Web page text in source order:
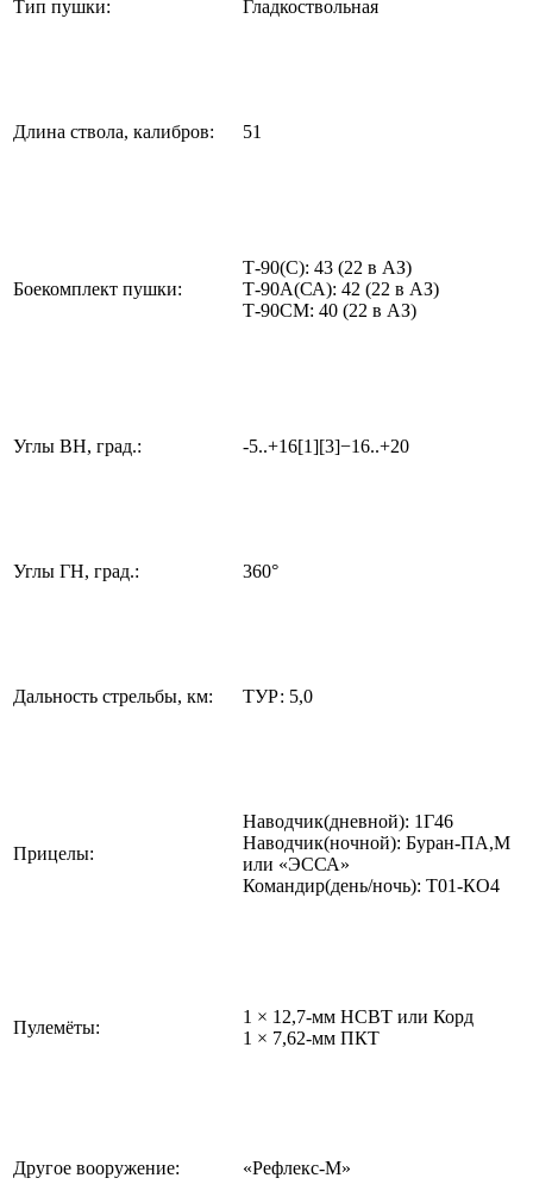
Тип пушки: Гладкоствольная
Длина ствола, калибров: 51
Боекомплект пушки:
Т-90(С): 43 (22 в АЗ)
Т-90А(СА): 42 (22 в АЗ)
Т-90СМ: 40 (22 в АЗ)
Углы ВН, град.: -5..+16[1][3]−16..+20
Углы ГН, град.: 360°
Дальность стрельбы, км: ТУР: 5,0
Прицелы:
Наводчик(дневной): 1Г46
Наводчик(ночной): Буран-ПА,М
или «ЭССА»
Командир(день/ночь): Т01-КО4
Пулемёты:
1 × 12,7-мм НСВТ или Корд
1 × 7,62-мм ПКТ
Другое вооружение: «Рефлекс-М»